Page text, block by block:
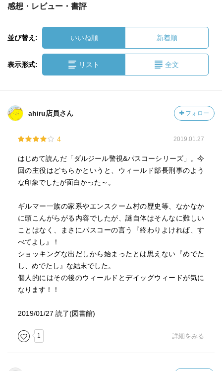
感想・レビュー・書評
並び替え: いいね順 新着順
表示形式: リスト 全文
ahiru店員さん フォロー
4 2019.01.27
はじめて読んだ「ダルジール警視&パスコーシリーズ」。今
回の主役はどちらかというと、ウィールド部長刑事のよう
な印象でしたが面白かった～。
ギルマー一族の家系やエンスクーム村の歴史等、なかなか
に頭こんがらがる内容でしたが、謎自体はそんなに難しい
ことはなく、まさにパスコーの言う『終わりよければ、す
べてよし』！
ショッキングな出だしから始まったとは思えない『めでた
し、めでたし』な結末でした。
個人的にはその後のウィールドとデイッグウィードが気に
なります！！
2019/01/27 読了(図書館)
1 詳細をみる